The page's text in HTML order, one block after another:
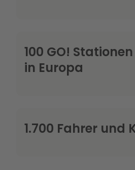
100 GO! Stationen
in Europa
1.700 Fahrer und